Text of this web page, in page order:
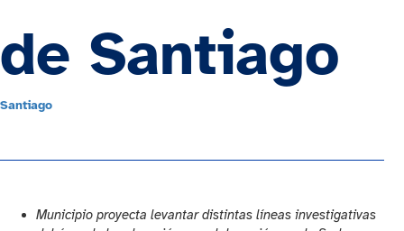
de Santiago
Santiago
Municipio proyecta levantar distintas líneas investigativas